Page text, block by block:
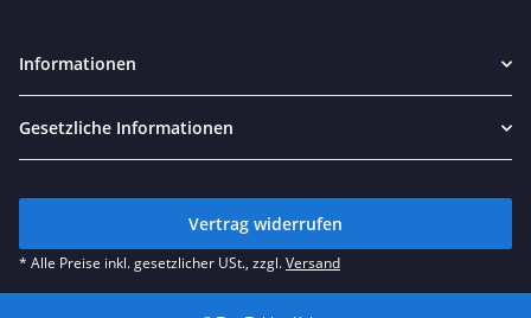
Informationen
Gesetzliche Informationen
Vertrag widerrufen
* Alle Preise inkl. gesetzlicher USt., zzgl.Versand